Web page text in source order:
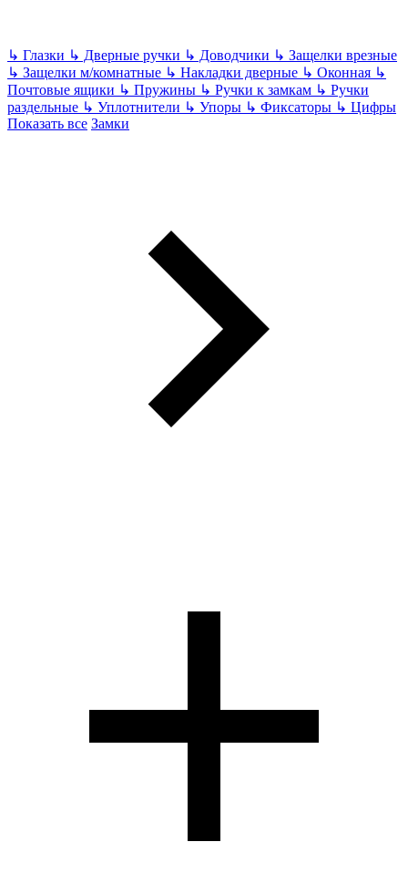
↳ Глазки ↳ Дверные ручки ↳ Доводчики ↳ Защелки врезные
↳ Защелки м/комнатные ↳ Накладки дверные ↳ Оконная ↳
Почтовые ящики ↳ Пружины ↳ Ручки к замкам ↳ Ручки
раздельные ↳ Уплотнители ↳ Упоры ↳ Фиксаторы ↳ Цифры
Показать все Замки